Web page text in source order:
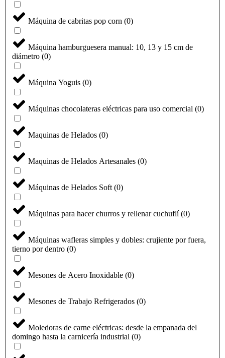
Máquina de cabritas pop corn (0)
Máquina hamburguesera manual: 10, 13 y 15 cm de
diámetro (0)
Máquina Yoguis (0)
Máquinas chocolateras eléctricas para uso comercial (0)
Maquinas de Helados (0)
Maquinas de Helados Artesanales (0)
Máquinas de Helados Soft (0)
Máquinas para hacer churros y rellenar cuchuflí (0)
Máquinas wafleras simples y dobles: crujiente por fuera,
tierno por dentro (0)
Mesones de Acero Inoxidable (0)
Mesones de Trabajo Refrigerados (0)
Moledoras de carne eléctricas: desde la empanada del
domingo hasta la carnicería industrial (0)